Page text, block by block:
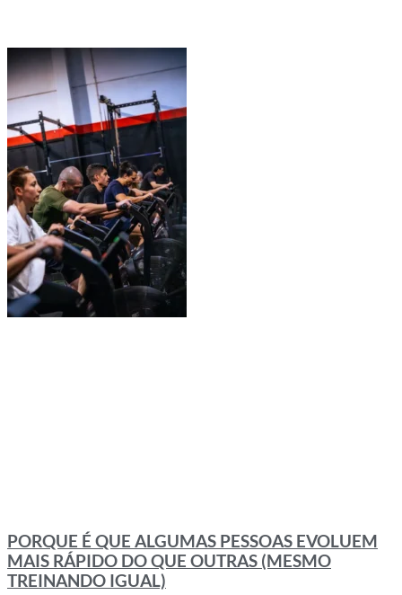
PORQUE É QUE ALGUMAS PESSOAS EVOLUEM
MAIS RÁPIDO DO QUE OUTRAS (MESMO
TREINANDO IGUAL)